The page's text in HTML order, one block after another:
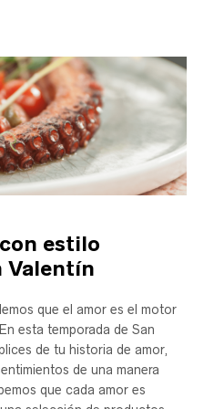
estilo
Valentín
que el amor es el motor
esta temporada de San
de tu historia de amor,
de una manera
que cada amor es